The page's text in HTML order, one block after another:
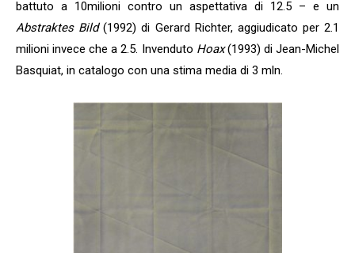
battuto a 10milioni contro un aspettativa di 12.5 – e un
Abstraktes Bild(1992) di Gerard Richter, aggiudicato per 2.1
milioni invece che a 2.5. Invenduto Hoax(1993) di Jean-Michel
Basquiat, in catalogo con una stima media di 3 mln.